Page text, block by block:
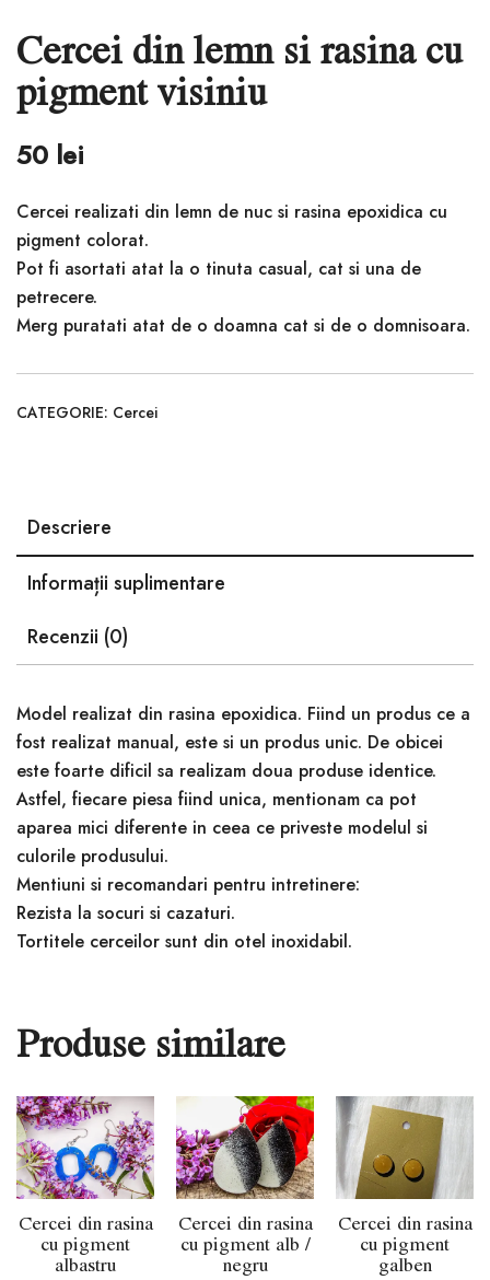
Cercei din lemn si rasina cu
pigment visiniu
50 lei
Cercei realizati din lemn de nuc si rasina epoxidica cu
pigment colorat.
Pot fi asortati atat la o tinuta casual, cat si una de
petrecere.
Merg puratati atat de o doamna cat si de o domnisoara.
CATEGORIE: Cercei
Descriere
Informații suplimentare
Recenzii (0)
Model realizat din rasina epoxidica. Fiind un produs ce a
fost realizat manual, este si un produs unic. De obicei
este foarte dificil sa realizam doua produse identice.
Astfel, fiecare piesa fiind unica, mentionam ca pot
aparea mici diferente in ceea ce priveste modelul si
culorile produsului.
Mentiuni si recomandari pentru intretinere:
Rezista la socuri si cazaturi.
Tortitele cerceilor sunt din otel inoxidabil.
Produse similare
Cercei din rasina
cu pigment
albastru
Cercei din rasina
cu pigment alb /
negru
Cercei din rasina
cu pigment
galben